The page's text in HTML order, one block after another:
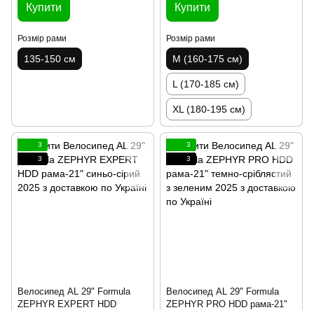
Купити
Розмір рами
135-150 см
Купити
Розмір рами
M (160-175 см)
L (170-185 см)
XL (180-195 см)
3
3
Велосипед AL 29" Formula
ZEPHYR EXPERT HDD
3
3
Велосипед AL 29" Formula
ZEPHYR PRO HDD рама-21"